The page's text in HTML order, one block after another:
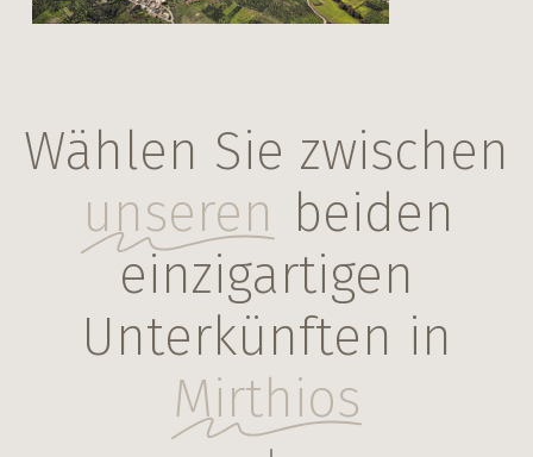
Wählen Sie zwischen
unseren beiden
einzigartigen
Unterkünften in
Mirthios
Navigate to the next section